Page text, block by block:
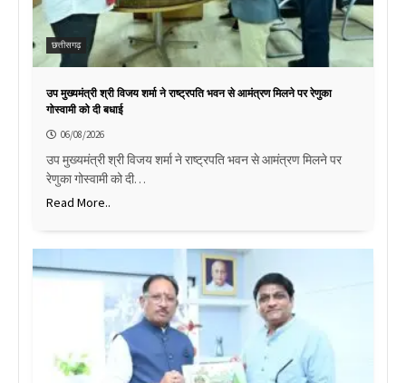
छत्तीसगढ़
उप मुख्यमंत्री श्री विजय शर्मा ने राष्ट्रपति भवन से आमंत्रण मिलने पर रेणुका
गोस्वामी को दी बधाई
06/08/2026
उप मुख्यमंत्री श्री विजय शर्मा ने राष्ट्रपति भवन से आमंत्रण मिलने पर
रेणुका गोस्वामी को दी…
Read More..